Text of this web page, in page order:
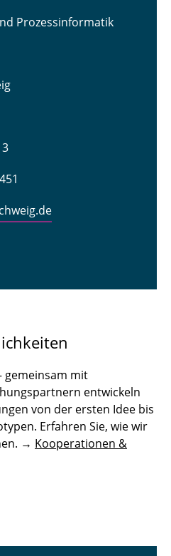
Prozessinformatik
gemeinsam mit
entwickeln
von der ersten Idee bis
Erfahren Sie, wie wir
→ Kooperationen &